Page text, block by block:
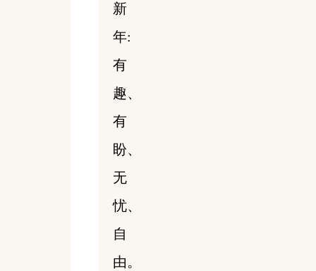
新
年:
有
趣、
有
盼、
无
忧、
自
由。